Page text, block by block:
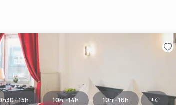
- 15h 10h - 14h 10h - 16h +4